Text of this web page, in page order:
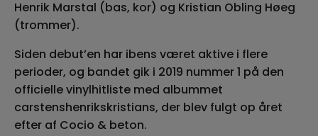
Henrik Marstal (bas, kor) og Kristian Obling Høeg
(trommer).
Siden debut’en har ibens været aktive i flere
perioder, og bandet gik i 2019 nummer 1 på den
officielle vinylhitliste med albummet
carstenshenrikskristians, der blev fulgt op året
efter af Cocio & beton.